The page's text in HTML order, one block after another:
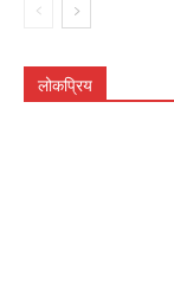
लोकप्रिय